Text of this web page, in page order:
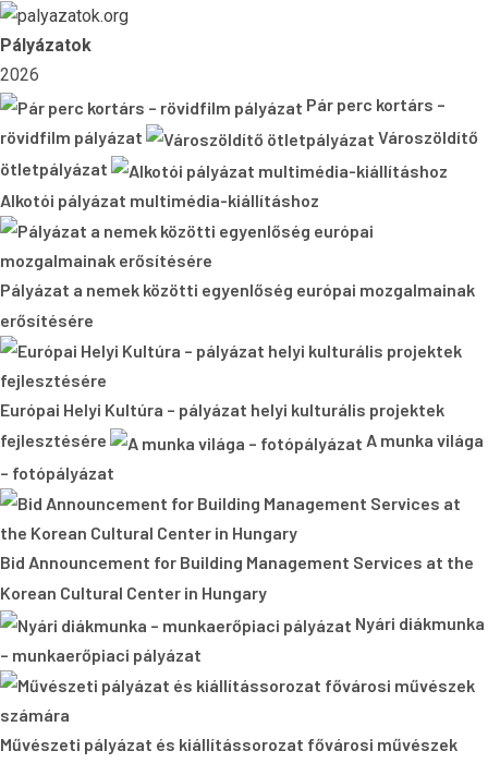
Skip
to
content
Pályázatok
2026
Pár perc kortárs –
rövidfilm pályázat
Városzöldítő
ötletpályázat
Alkotói pályázat multimédia-kiállításhoz
Pályázat a nemek közötti egyenlőség európai mozgalmainak
erősítésére
Európai Helyi Kultúra – pályázat helyi kulturális projektek
fejlesztésére
A munka világa
– fotópályázat
Bid Announcement for Building Management Services at the
Korean Cultural Center in Hungary
Nyári diákmunka
– munkaerőpiaci pályázat
Művészeti pályázat és kiállítássorozat fővárosi művészek